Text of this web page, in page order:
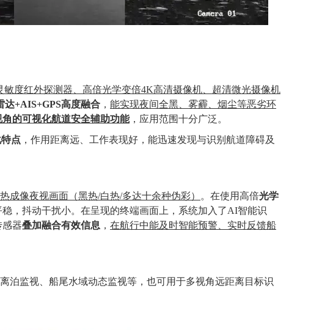
敏度红外探测器、 高倍光学变倍4K高清摄像机 超清微光摄像机
达+AIS+GPS高度融合 ， 能实现夜间全黑、雾霾、 烟尘等恶劣环
角的可视化航道安全辅助功能， 应用范围十分广泛。
特点 ，作用距离远、 工作表现好 ，能迅速发现与识别 航道障碍及
成像夜视画面（黑热/白热/多达十余种伪彩） 。 在使用高倍光学
， 抖动干扰小。 在呈现的终端画面上， 系统加入了AI智能识
感器叠加融合有效信息 ， 在航行中能及时智能预警
实时反馈船
泊监视、船尾水域动态监视等，也可用于多视角远距离目标识